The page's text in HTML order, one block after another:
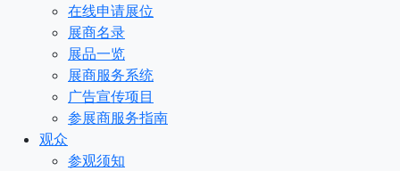
在线申请展位
展商名录
展品一览
展商服务系统
广告宣传项目
参展商服务指南
观众
参观须知